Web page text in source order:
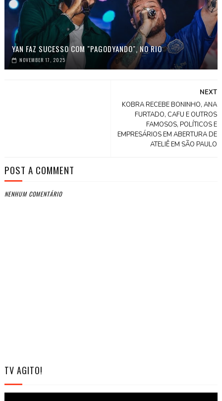
YAN FAZ SUCESSO COM "PAGODYANDO", NO RIO
NOVEMBER 17, 2025
NEXT
KOBRA RECEBE BONINHO, ANA
FURTADO, CAFU E OUTROS
FAMOSOS, POLÍTICOS E
EMPRESÁRIOS EM ABERTURA DE
ATELIÊ EM SÃO PAULO
POST A COMMENT
NENHUM COMENTÁRIO
TV AGITO!